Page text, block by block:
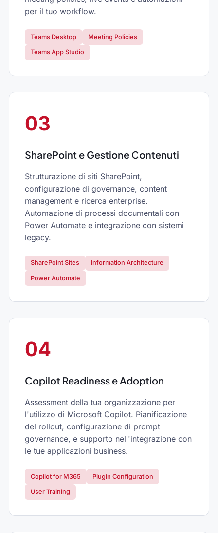
per il tuo workflow.
Teams Desktop Meeting Policies
Teams App Studio
03
SharePoint e Gestione Contenuti
Strutturazione di siti SharePoint,
configurazione di governance, content
management e ricerca enterprise.
Automazione di processi documentali con
Power Automate e integrazione con sistemi
legacy.
SharePoint Sites Information Architecture
Power Automate
04
Copilot Readiness e Adoption
Assessment della tua organizzazione per
l'utilizzo di Microsoft Copilot. Pianificazione
del rollout, configurazione di prompt
governance, e supporto nell'integrazione con
le tue applicazioni business.
Copilot for M365 Plugin Configuration
User Training